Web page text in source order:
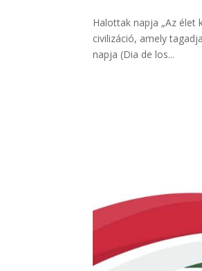
Halottak napja „Az élet
civilizáció, amely
napja (Dia de los...